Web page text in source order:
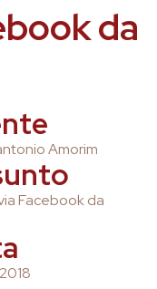
da
Amorim
Facebook da